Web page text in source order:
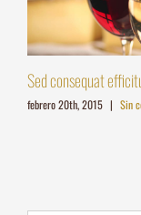
Sed consequat
febrero 20th, 2015 Sin